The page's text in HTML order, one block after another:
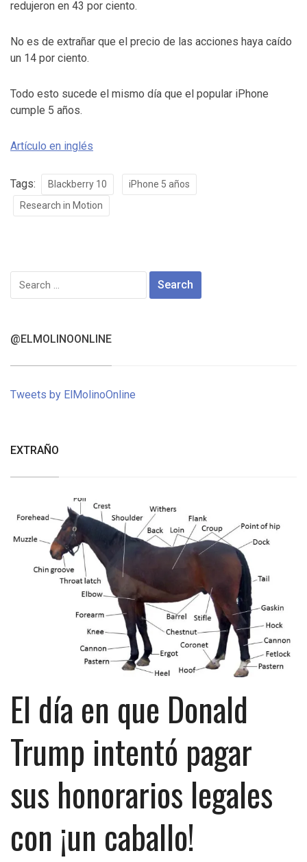
redujeron en 43 por ciento.
No es de extrañar que el precio de las acciones haya caído
un 14 por ciento.
Todo esto sucede el mismo día que el popular iPhone
cumple 5 años.
Artículo en inglés
Tags: Blackberry 10
iPhone 5 años
Research in Motion
Search
for:
@ELMOLINOONLINE
Tweets by ElMolinoOnline
EXTRAÑO
El día en que Donald
Trump intentó pagar
sus honorarios legales
con ¡un caballo!